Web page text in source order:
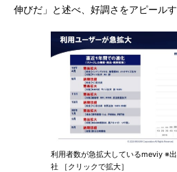
伸びだ」と述べ、好調さをアピールす
利用者数が急拡大しているmeviy ※
社 ［クリックで拡大］